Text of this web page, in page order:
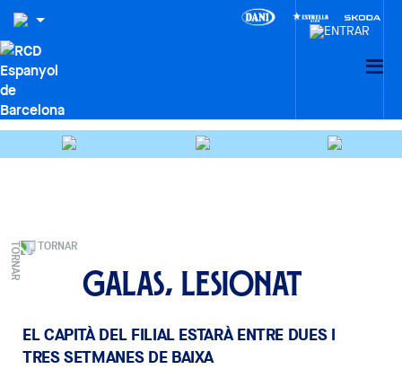
TORNAR
Galas, lesionat
EL CAPITÀ DEL FILIAL ESTARÀ ENTRE DUES I
TRES SETMANES DE BAIXA